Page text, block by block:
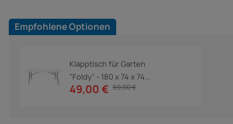
Empfohlene Optionen
Klapptisch für Garten
"Foldy" - 180 x 74 x 74...
49,00 € 69,00 €